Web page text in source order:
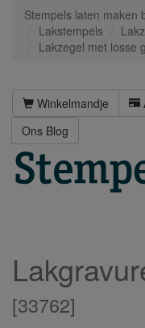
Stempels laten maken
Lakstempels
Lakzegel met losse
Winkelmandje
Ons Blog
[33762]